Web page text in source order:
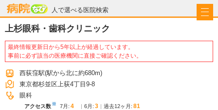
人で選べる医院検索
病院なび
上杉眼科・歯科クリニック
最終情報更新日から5年以上が経過しています。
事前に必ず該当の医療機関に直接ご確認ください。
西荻窪駅(駅から北に約680m)
東京都杉並区上荻4丁目9-8
眼科
アクセス数※ 7月 : 4 6月 : 3 過去12ヶ月: 81